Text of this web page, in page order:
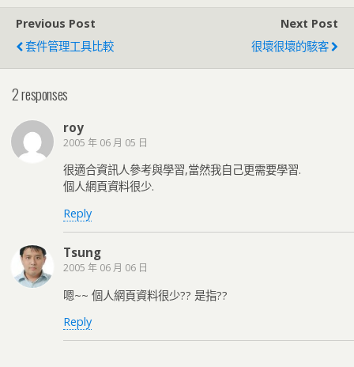
Previous Post
套件管理工具比較
Next Post
很壞很壞的駭客
2 responses
roy
2005 年 06 月 05 日
很適合資訊人參考與學習,當然我自己更需要學習.
個人網頁資料很少.
Reply
Tsung
2005 年 06 月 06 日
嗯~~ 個人網頁資料很少?? 是指??
Reply